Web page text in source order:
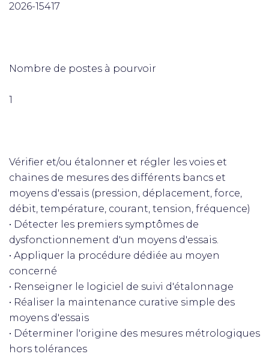
2026-15417
Nombre de postes à pourvoir
1
Vérifier et/ou étalonner et régler les voies et
chaines de mesures des différents bancs et
moyens d'essais (pression, déplacement, force,
débit, température, courant, tension, fréquence)
• Détecter les premiers symptômes de
dysfonctionnement d'un moyens d'essais.
• Appliquer la procédure dédiée au moyen
concerné
• Renseigner le logiciel de suivi d'étalonnage
• Réaliser la maintenance curative simple des
moyens d'essais
• Déterminer l'origine des mesures métrologiques
hors tolérances